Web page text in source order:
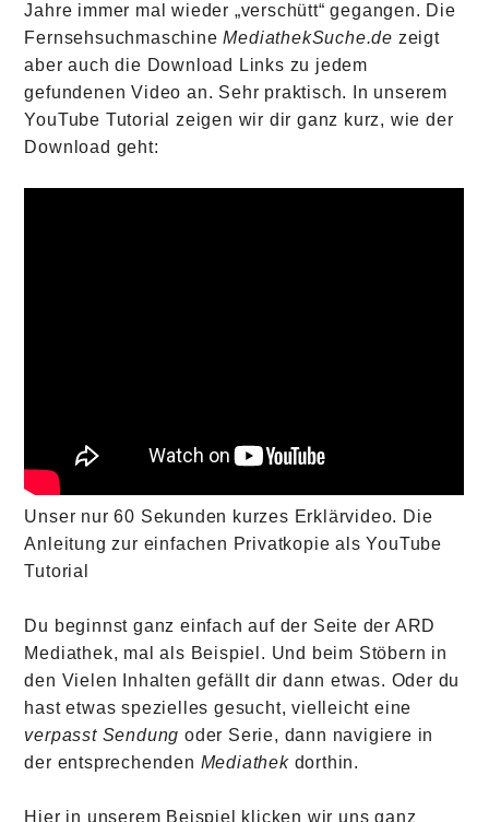
Jahre immer mal wieder „verschütt“ gegangen. Die
FernsehsuchmaschineMediathekSuche.de zeigt
aber auch die Download Links zu jedem
gefundenen Video an. Sehr praktisch. In unserem
YouTube Tutorial zeigen wir dir ganz kurz, wie der
Download geht:
Unser nur 60 Sekunden kurzes Erklärvideo. Die
Anleitung zur einfachen Privatkopie als YouTube
Tutorial
Du beginnst ganz einfach auf der Seite der ARD
Mediathek, mal als Beispiel. Und beim Stöbern in
den Vielen Inhalten gefällt dir dann etwas. Oder du
hast etwas spezielles gesucht, vielleicht eine
verpasst Sendung oder Serie, dann navigiere in
der entsprechenden Mediathekdorthin.
Hier in unserem Beispiel klicken wir uns ganz